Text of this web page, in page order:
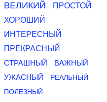
ВЕЛИКИЙ
ПРОСТОЙ
ХОРОШИЙ
ИНТЕРЕСНЫЙ
ПРЕКРАСНЫЙ
СТРАШНЫЙ
ВАЖНЫЙ
УЖАСНЫЙ
РЕАЛЬНЫЙ
ПОЛЕЗНЫЙ